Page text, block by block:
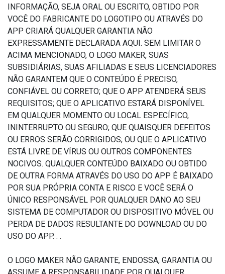
INFORMAÇÃO, SEJA ORAL OU ESCRITO, OBTIDO POR
VOCÊ DO FABRICANTE DO LOGOTIPO OU ATRAVÉS DO
APP CRIARÁ QUALQUER GARANTIA NÃO
EXPRESSAMENTE DECLARADA AQUI. SEM LIMITAR O
ACIMA MENCIONADO, O LOGO MAKER, SUAS
SUBSIDIÁRIAS, SUAS AFILIADAS E SEUS LICENCIADORES
NÃO GARANTEM QUE O CONTEÚDO É PRECISO,
CONFIÁVEL OU CORRETO; QUE O APP ATENDERÁ SEUS
REQUISITOS; QUE O APLICATIVO ESTARÁ DISPONÍVEL
EM QUALQUER MOMENTO OU LOCAL ESPECÍFICO,
ININTERRUPTO OU SEGURO; QUE QUAISQUER DEFEITOS
OU ERROS SERÃO CORRIGIDOS; OU QUE O APLICATIVO
ESTÁ LIVRE DE VÍRUS OU OUTROS COMPONENTES
NOCIVOS. QUALQUER CONTEÚDO BAIXADO OU OBTIDO
DE OUTRA FORMA ATRAVÉS DO USO DO APP É BAIXADO
POR SUA PRÓPRIA CONTA E RISCO E VOCÊ SERÁ O
ÚNICO RESPONSÁVEL POR QUALQUER DANO AO SEU
SISTEMA DE COMPUTADOR OU DISPOSITIVO MÓVEL OU
PERDA DE DADOS RESULTANTE DO DOWNLOAD OU DO
USO DO APP. . .
O LOGO MAKER NÃO GARANTE, ENDOSSA, GARANTIA OU